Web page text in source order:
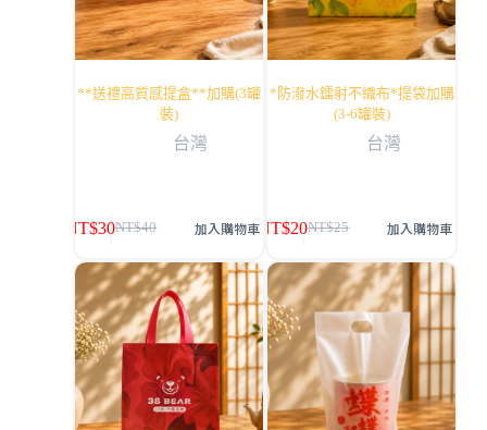
**送禮高質感提盒**加購(3罐
裝)
台灣
NT$40
NT$30 加入購物車
*防潑水鐳射不織布*提袋加購
(3-6罐裝)
台灣
NT$25
NT$20 加入購物車